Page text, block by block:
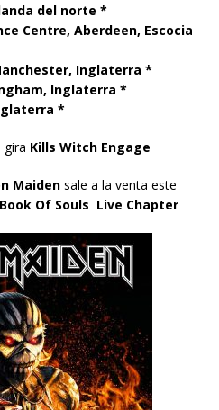
del norte *
Centre, Aberdeen, Escocia
Inglaterra *
Inglaterra *
*
gira Kills Witch Engage
Maiden sale a la venta este
Of Souls Live Chapter